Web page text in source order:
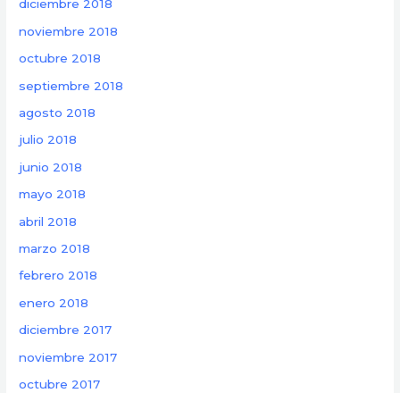
diciembre 2018
noviembre 2018
octubre 2018
septiembre 2018
agosto 2018
julio 2018
junio 2018
mayo 2018
abril 2018
marzo 2018
febrero 2018
enero 2018
diciembre 2017
noviembre 2017
octubre 2017